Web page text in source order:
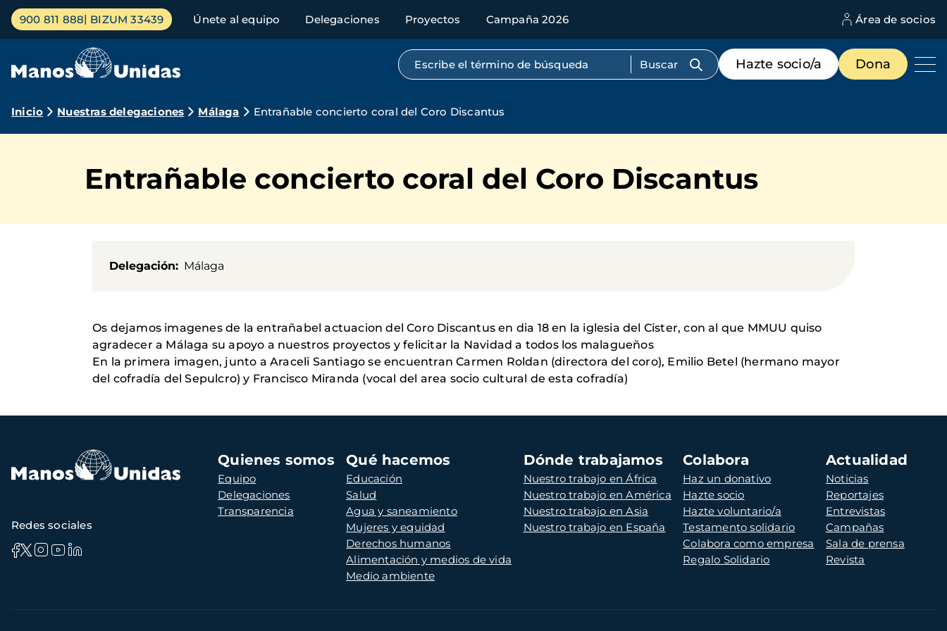
Pasar
contenido
Menú
principal
900 811 888 BIZUM 33439 Únete al equipo Delegaciones Proyectos Campaña 2026 Área de socios
Búsqueda por texto completo
Menú
de
destacados
Hazte socio/a Dona
Ruta
navegación
Inicio Nuestras delegaciones Málaga Entrañable concierto coral del Coro Discantus
Entrañable concierto coral del Coro Discantus
Delegación Málaga
Os dejamos imagenes de la entrañabel actuacion del Coro Discantus en dia 18 en la iglesia del Cister, con al que MMUU quiso
agradecer a Málaga su apoyo a nuestros proyectos y felicitar la Navidad a todos los malagueños
En la primera imagen, junto a Araceli Santiago se encuentran Carmen Roldan (directora del coro), Emilio Betel (hermano mayor
del cofradía del Sepulcro) y Francisco Miranda (vocal del area socio cultural de esta cofradía)
Navegación
principal
Quienes somos
Equipo
Delegaciones
Transparencia
Qué hacemos
Educación
Salud
Agua y saneamiento
Mujeres y equidad
Derechos humanos
Alimentación y medios de vida
Medio ambiente
Dónde trabajamos
Nuestro trabajo en África
Nuestro trabajo en América
Nuestro trabajo en Asia
Nuestro trabajo en España
Colabora
Haz un donativo
Hazte socio
Hazte voluntario/a
Testamento solidario
Colabora como empresa
Regalo Solidario
Actualidad
Noticias
Reportajes
Entrevistas
Campañas
Sala de prensa
Revista
Redes sociales